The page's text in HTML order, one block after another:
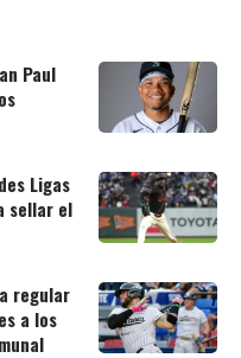
Paul
Ligas
sellar el
regular
a los